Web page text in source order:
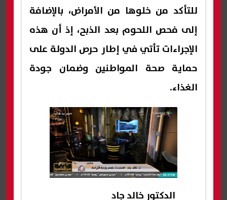
للتأكد من خلوها من الأمراض، بالإضافة
إلى فحص اللحوم بعد الذبح، إذ أن هذه
الإجراءات تأتي في إطار حرص الدولة على
حماية صحة المواطنين وضمان جودة
الغذاء.
الدكتور خالد جاد